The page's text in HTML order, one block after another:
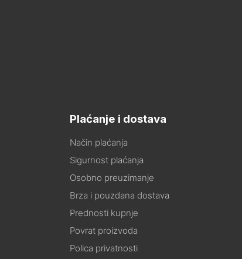
Plaćanje i dostava
Način plaćanja
Sigurnost plaćanja
Osobno preuzimanje
Brza i pouzdana dostava
Prednosti kupnje
Povrat proizvoda
Polica privatnosti